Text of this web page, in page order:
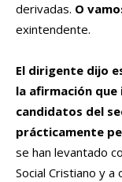
derivadas. O
exintendente.
El dirigente dijo
la afirmación
candidatos del
prácticamente
se han levantado
Social Cristiano y